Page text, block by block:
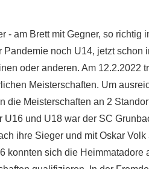
- am Brett mit Gegner, so richtig
Pandemie noch U14, jetzt schon
oder anderen. Am 12.2.2022
Meisterschaften. Um
die Meisterschaften an 2
U16 und U18 war der SC
ihre Sieger und mit Oskar
konnten sich die Heimmatadore